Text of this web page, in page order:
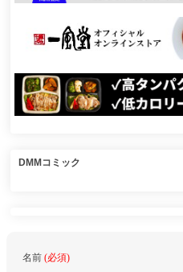
DMMコミック
名前 (必須)